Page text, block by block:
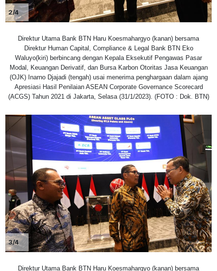
2/4
Direktur Utama Bank BTN Haru Koesmahargyo (kanan) bersama
Direktur Human Capital, Compliance & Legal Bank BTN Eko
Waluyo(kiri) berbincang dengan Kepala Eksekutif Pengawas Pasar
Modal, Keuangan Derivatif, dan Bursa Karbon Otoritas Jasa Keuangan
(OJK) Inarno Djajadi (tengah) usai menerima penghargaan dalam ajang
Apresiasi Hasil Penilaian ASEAN Corporate Governance Scorecard
(ACGS) Tahun 2021 di Jakarta, Selasa (31/1/2023). (FOTO : Dok. BTN)
3/4
Direktur Utama Bank BTN Haru Koesmahargyo (kanan) bersama